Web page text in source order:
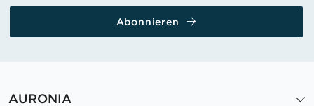
Abonnieren
AURONIA